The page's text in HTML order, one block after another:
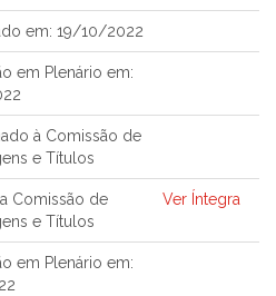
em: 19/10/2022
em Plenário em:
à Comissão de
e Títulos
Comissão de
e Títulos
Ver Íntegra
em Plenário em: